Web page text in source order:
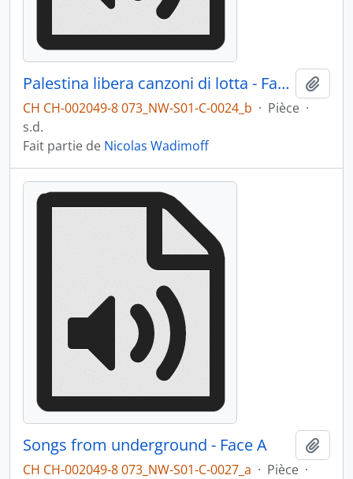
Palestina libera canzoni di lotta - Face B
CH CH-002049-8 073_NW-S01-C-0024_b · Pièce ·
s.d.
Fait partie de Nicolas Wadimoff
Songs from underground - Face A
CH CH-002049-8 073_NW-S01-C-0027_a · Pièce ·